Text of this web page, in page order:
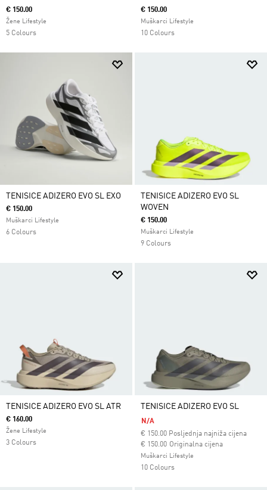
€ 150.00
Žene Lifestyle
5 Colours
€ 150.00
Muškarci Lifestyle
10 Colours
TENISICE ADIZERO EVO SL EXO
€ 150.00
Muškarci Lifestyle
6 Colours
TENISICE ADIZERO EVO SL
WOVEN
€ 150.00
Muškarci Lifestyle
9 Colours
TENISICE ADIZERO EVO SL ATR
€ 160.00
Žene Lifestyle
3 Colours
TENISICE ADIZERO EVO SL
N/A
€ 150.00 Posljednja najniža cijena
Originalna cijena
Cijena umanjena od
€ 150.00za
Muškarci Lifestyle
10 Colours